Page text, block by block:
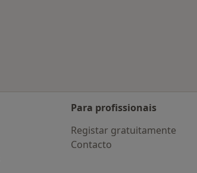
Para profissionais
Registar gratuitamente
Contacto